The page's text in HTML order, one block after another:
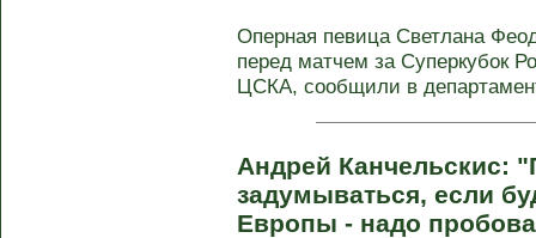
Оперная певица Светлана
перед матчем за Суперкубок
ЦСКА, сообщили в
Андрей Канчельскис:
задумываться, если
Европы - надо